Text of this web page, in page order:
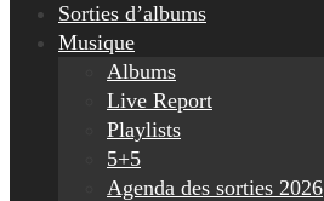
Sorties d’albums
Musique
Albums
Live Report
Playlists
5+5
Agenda des sorties 2026